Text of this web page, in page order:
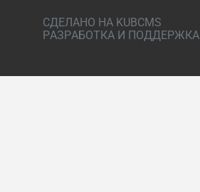
СДЕЛАНО НА KUBCMS
РАЗРАБОТКА И ПОДДЕРЖКА